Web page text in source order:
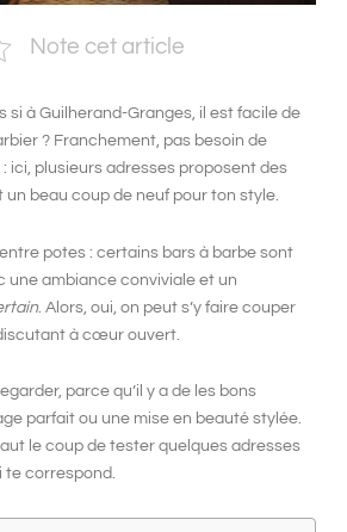
Note cet article
si à Guilherand-Granges, il est facile de
? Franchement, pas besoin de
ici, plusieurs adresses proposent des
un beau coup de neuf pour ton style.
potes : certains bars à barbe sont
une ambiance conviviale et un
. Alors, oui, on peut s’y faire couper
à cœur ouvert.
parce qu’il y a de les bons
parfait ou une mise en beauté stylée.
le coup de tester quelques adresses
te correspond.